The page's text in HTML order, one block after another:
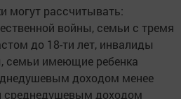
могут рассчитывать:
войны, семьи с тремя
до 18-ти лет, инвалиды
семьи имеющие ребенка
доходом менее
среднедушевым доходом